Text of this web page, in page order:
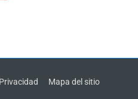
Privacidad Mapa del sitio